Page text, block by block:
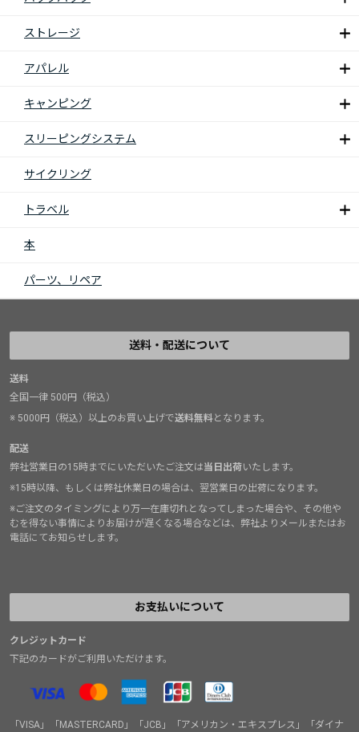
ストレージ
アパレル
キャンピング
スリーピングシステム
サイクリング
トラベル
本
パーツ、リペア
送料・配送について
送料
全国一律 500円（税込）
※ 5000円（税込）以上のお買い上げで送料無料となります。
配送
弊社営業日の15時までにいただいたご注文は当日出荷いたします。
※15時以降、もしくは弊社休業日の場合は、翌営業日の出荷になります。
※ご注文のタイミングにより万一在庫切れとなってしまった場合や、その他や
むを得ない事情によりお届けが遅くなる場合などは、弊社よりメールまたはお
電話にてお知らせします。
お支払いについて
クレジットカード
下記のカードがご利用いただけます。
「VISA」「MASTERCARD」「JCB」「アメリカン・エキスプレス」「ダイナ